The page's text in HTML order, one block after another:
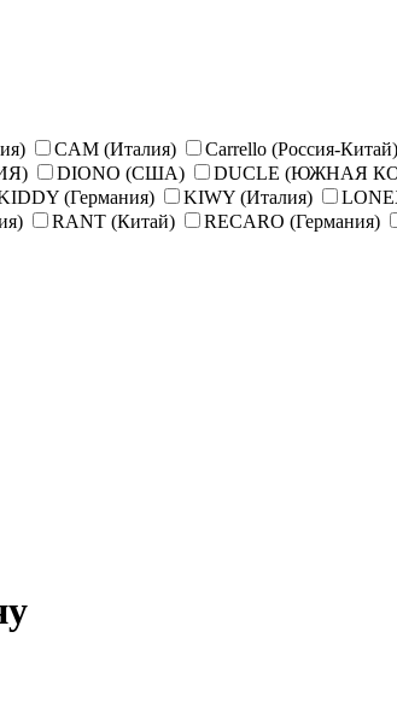
CAM (Италия) Carrello (Россия-Китай)
DIONO (США) DUCLE (ЮЖНАЯ
(Германия) KIWY (Италия)
RANT (Китай) RECARO (Германия)